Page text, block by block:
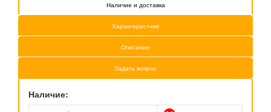
Наличие и доставка
Характеристики
Описание
Задать вопрос
Наличие: